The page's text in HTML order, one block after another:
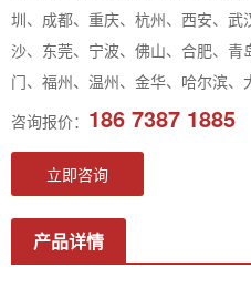
圳、成都、重庆、杭州、西安、
沙、东莞、宁波、佛山、合肥、
门、福州、温州、金华、哈尔滨
咨询报价： 186 7387 1885
立即咨询
产品详情